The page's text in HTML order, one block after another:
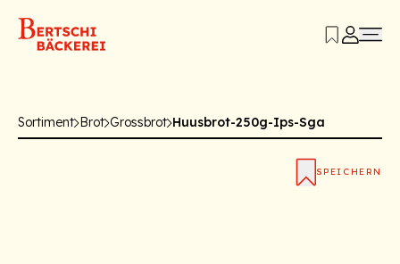
Sortiment Brot Grossbrot Huusbrot-250g-Ips-Sga
SPEICHERN